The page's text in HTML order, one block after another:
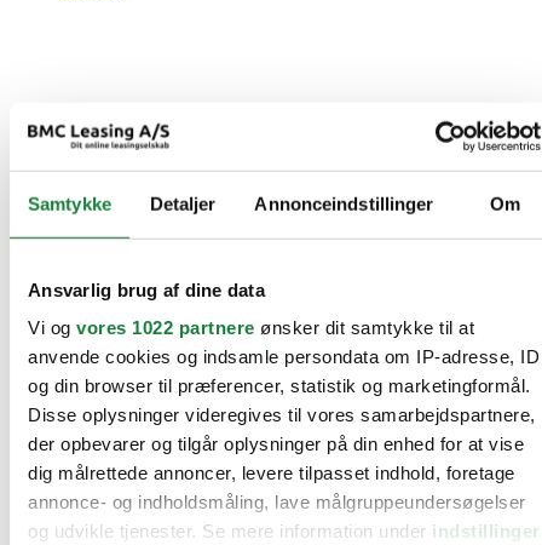
Samtykke Detaljer Annonceindstillinger Om
Ansvarlig brug af dine data
Vi og vores 1022 partnere ønsker dit samtykke til at
anvende cookies og indsamle persondata om IP-adresse, ID
og din browser til præferencer, statistik og marketingformål.
Disse oplysninger videregives til vores samarbejdspartnere,
der opbevarer og tilgår oplysninger på din enhed for at vise
dig målrettede annoncer, levere tilpasset indhold, foretage
annonce- og indholdsmåling, lave målgruppeundersøgelser
og udvikle tjenester. Se mere information under indstillinger